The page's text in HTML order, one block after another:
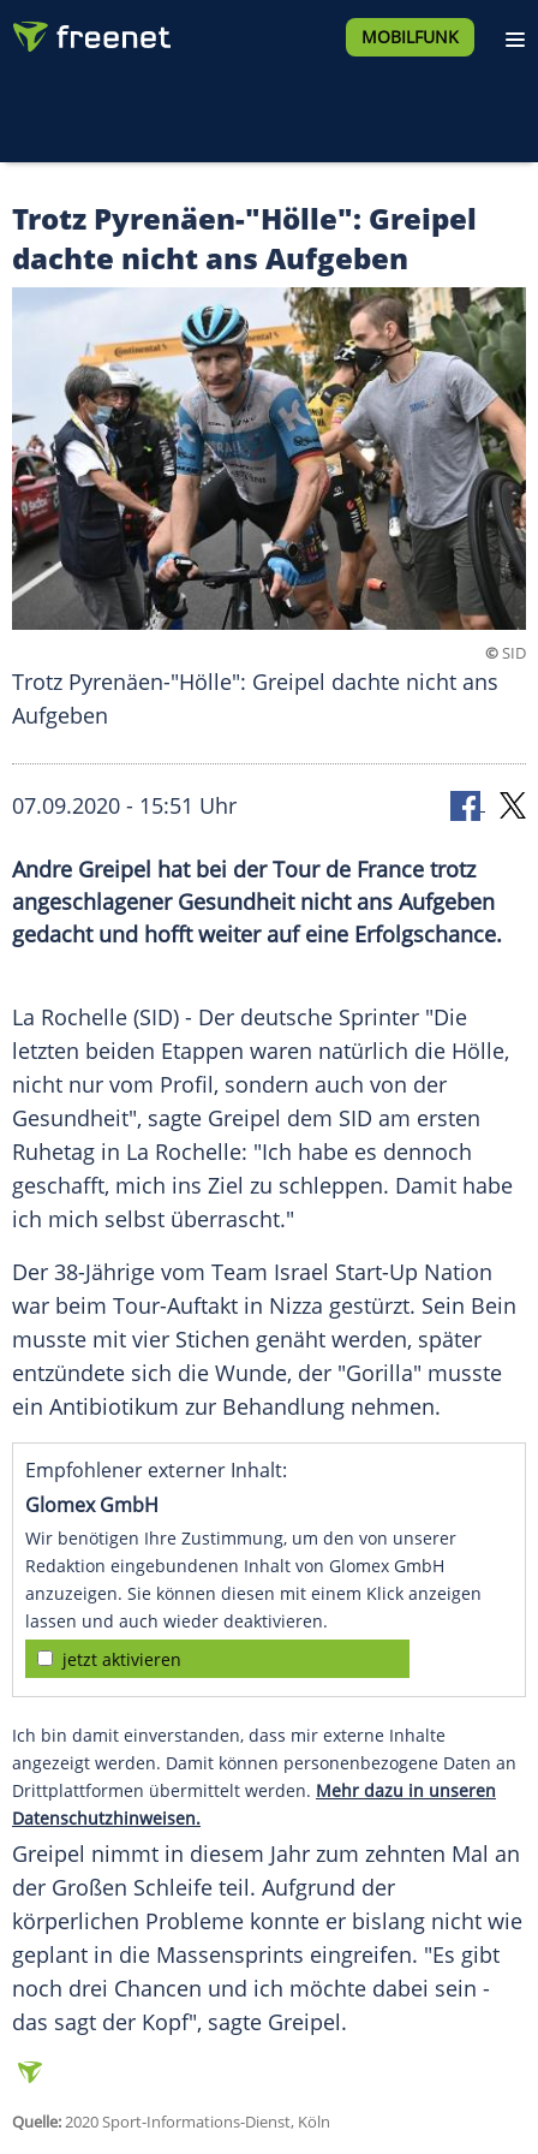
MOBILFUNK
Trotz Pyrenäen-"Hölle": Greipel
dachte nicht ans Aufgeben
©SID
Trotz Pyrenäen-"Hölle": Greipel dachte nicht ans
Aufgeben
07.09.2020 - 15:51 Uhr
Andre Greipel hat bei der Tour de France trotz
angeschlagener Gesundheit nicht ans Aufgeben
gedacht und hofft weiter auf eine Erfolgschance.
La Rochelle (SID) - Der deutsche Sprinter "Die
letzten beiden Etappen waren natürlich die Hölle,
nicht nur vom Profil, sondern auch von der
Gesundheit", sagte Greipel dem SID am ersten
Ruhetag in La Rochelle: "Ich habe es dennoch
geschafft, mich ins Ziel zu schleppen. Damit habe
ich mich selbst überrascht."
Der 38-Jährige vom Team Israel Start-Up Nation
war beim Tour-Auftakt in Nizza gestürzt. Sein Bein
musste mit vier Stichen genäht werden, später
entzündete sich die Wunde, der "Gorilla" musste
ein Antibiotikum zur Behandlung nehmen.
Empfohlener externer Inhalt:
Glomex GmbH
Wir benötigen Ihre Zustimmung, um den von unserer
Redaktion eingebundenen Inhalt von Glomex GmbH
anzuzeigen. Sie können diesen mit einem Klick anzeigen
lassen und auch wieder deaktivieren.
jetzt aktivieren
Ich bin damit einverstanden, dass mir externe Inhalte
angezeigt werden. Damit können personenbezogene Daten an
Drittplattformen übermittelt werden. Mehr dazu in unseren
Datenschutzhinweisen.
Greipel nimmt in diesem Jahr zum zehnten Mal an
der Großen Schleife teil. Aufgrund der
körperlichen Probleme konnte er bislang nicht wie
geplant in die Massensprints eingreifen. "Es gibt
noch drei Chancen und ich möchte dabei sein -
das sagt der Kopf", sagte Greipel.
Quelle:2020 Sport-Informations-Dienst, Köln